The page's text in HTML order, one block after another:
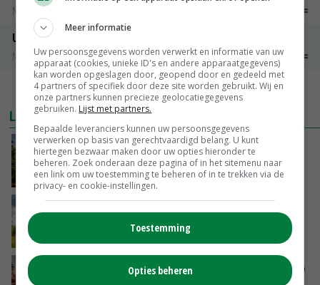
Noteringen
Uien Middenmeer Geel 30-60% grof
Noteringen
€ 0,00~ € 0,00
MEER MARKTPRIJZEN
LAATSTE NIEUWS
Kamervragen over onttrekkingsverbod,
minister spreekt van ‘ondernemersrisico’
VANDAAG, 16:27
overkant’
Oorlogen en El Niño stuwen voedselprijzen op
Meer informatie
Uw persoonsgegevens worden verwerkt en informatie van uw
apparaat (cookies, unieke ID's en andere apparaatgegevens)
kan worden opgeslagen door, geopend door en gedeeld met
4 partners of specifiek door deze site worden gebruikt. Wij en
onze partners kunnen precieze geolocatiegegevens
gebruiken. Lijst met partners.
Bepaalde leveranciers kunnen uw persoonsgegevens
verwerken op basis van gerechtvaardigd belang. U kunt
hiertegen bezwaar maken door uw opties hieronder te
beheren. Zoek onderaan deze pagina of in het sitemenu naar
een link om uw toestemming te beheren of in te trekken via de
privacy- en cookie-instellingen.
Toestemming
Opties beheren